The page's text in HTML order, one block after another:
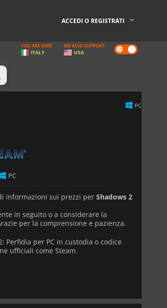
ACCEDI O REGISTRATI
Dark
mode
YOU ARE HERE
ITALY
WE ALSO SUPPORT
USA
PC
PC
informazioni sui prezzi per Shadows 2
in seguito o a considerare la
per la comprensione e pazienza.
Perfidia per PC in custodia o codice
ufficiali come Steam.